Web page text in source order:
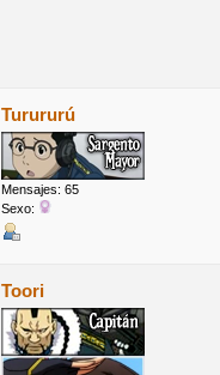
Turururú
Mensajes: 65
Sexo:
Toori